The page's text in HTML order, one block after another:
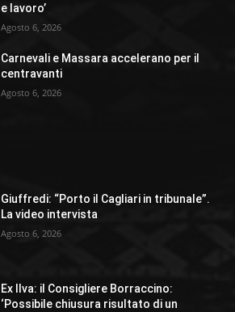
e lavoro’
Agosto 6, 2026
Carnevali e Massara accelerano per il
centravanti
Agosto 6, 2026
Giuffredi: “Porto il Cagliari in tribunale”.
La video intervista
Agosto 6, 2026
Ex Ilva: il Consigliere Borraccino:
‘Possibile chiusura risultato di un